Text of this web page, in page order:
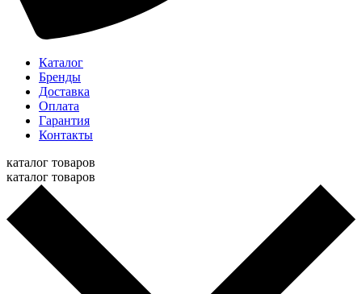
Каталог
Бренды
Доставка
Оплата
Гарантия
Контакты
каталог товаров
каталог товаров